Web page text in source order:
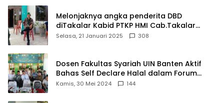
Melonjaknya angka penderita DBD
diTakalar Kabid PTKP HMI Cab.Takalar
angkat bicara
Selasa, 21 Januari 2025 308
Dosen Fakultas Syariah UIN Banten Aktif
Bahas Self Declare Halal dalam Forum
Ijtima Ulama MUI
Kamis, 30 Mei 2024 144